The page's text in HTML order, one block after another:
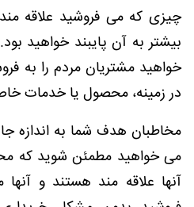
چیزی که می فروشید علاقه
بیشتر به آن پایبند خواهید
خواهید مشتریان مردم را به
در زمینه، محصول یا خدمات
مخاطبان هدف شما به اندازه
می خواهید مطمئن شوید که
آنها علاقه مند هستند و